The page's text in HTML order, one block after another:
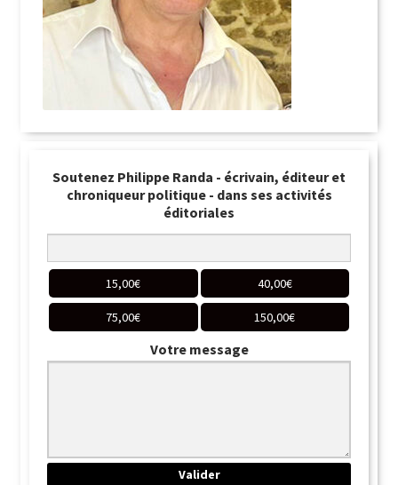
Soutenez Philippe Randa - écrivain, éditeur et
chroniqueur politique - dans ses activités
éditoriales
15,00€ 40,00€
75,00€ 150,00€
Votre message